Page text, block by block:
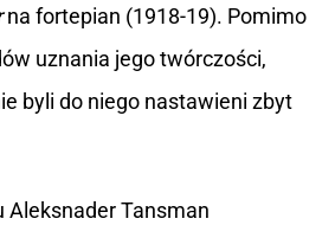
na fortepian (1918-19). Pomimo
uznania jego twórczości,
byli do niego nastawieni zbyt
Aleksnader Tansman